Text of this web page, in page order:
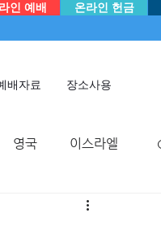
배자료 장소사용
온라인 헌금
인 예배
영국 이스라엘